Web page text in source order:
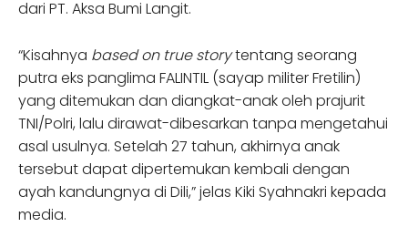
dari PT. Aksa Bumi Langit.
“Kisahnya based on true storytentang seorang
putra eks panglima FALINTIL (sayap militer Fretilin)
yang ditemukan dan diangkat-anak oleh prajurit
TNI/Polri, lalu dirawat-dibesarkan tanpa mengetahui
asal usulnya. Setelah 27 tahun, akhirnya anak
tersebut dapat dipertemukan kembali dengan
ayah kandungnya di Dili,” jelas Kiki Syahnakri kepada
media.